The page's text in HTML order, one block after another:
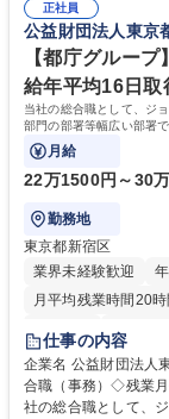
正社員
公益財団法人東京
【都庁グルー
給年平均16日取
当社の総合職として、ジ
部門の部署等幅広い部署
ております！ ※下記業務
月給
22万1500円～30
勤務地
東京都新宿区
業界未経験歓迎
月平均残業時間20
研修あり
退職金あ
駅近5分以内
資格
仕事の内容
企業名 公益財団法人東京都道路整
合職（事務）◇残業月平均
社の総合職として、